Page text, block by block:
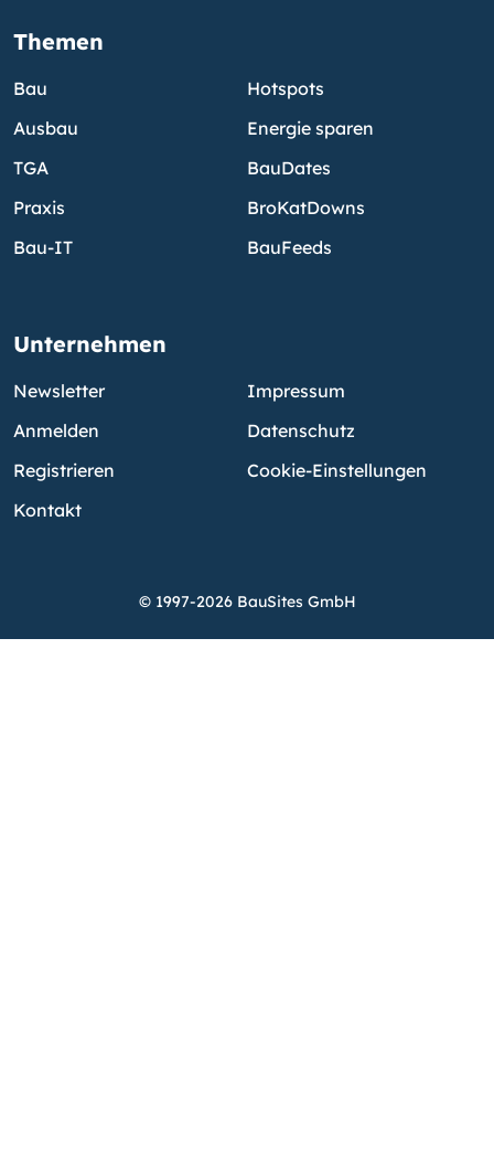
Themen
Bau
Ausbau
TGA
Praxis
Bau-IT
Hotspots
Energie sparen
BauDates
BroKatDowns
BauFeeds
Unternehmen
Newsletter
Anmelden
Registrieren
Kontakt
Impressum
Datenschutz
Cookie-Einstellungen
© 1997-2026 BauSites GmbH